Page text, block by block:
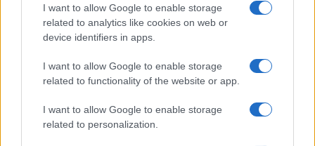
I want to allow Google to enable storage
related to analytics like cookies on web or
device identifiers in apps.
I want to allow Google to enable storage
related to functionality of the website or app.
I want to allow Google to enable storage
related to personalization.
έκλεψε μεθυσμένος ταξί, χτύπησε τον
οδηγό και μετά από δίωρη καταδίωξη το
έριξε σε χαντάκι διαλύοντάς το…